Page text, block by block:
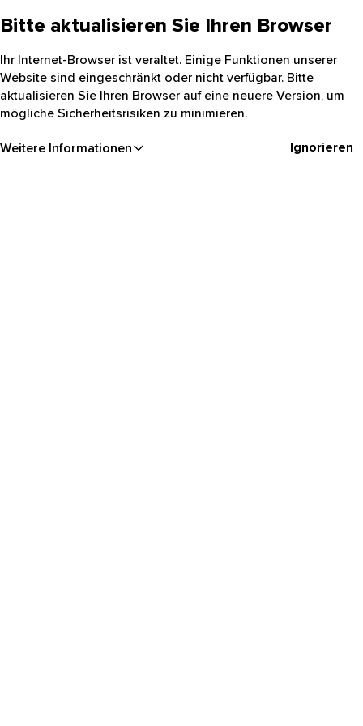
Bitte aktualisieren Sie Ihren Browser
Ihr Internet-Browser ist veraltet. Einige Funktionen unserer
Website sind eingeschränkt oder nicht verfügbar. Bitte
aktualisieren Sie Ihren Browser auf eine neuere Version, um
mögliche Sicherheitsrisiken zu minimieren.
Weitere Informationen Ignorieren